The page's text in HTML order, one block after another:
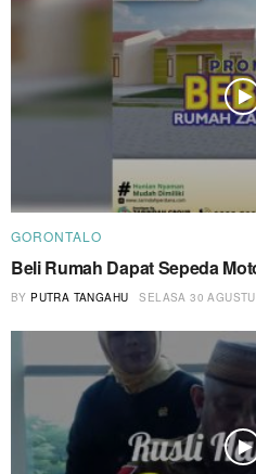
GORONTALO
Beli Rumah Dapat Sepeda
BY PUTRA TANGAHU SELASA 30